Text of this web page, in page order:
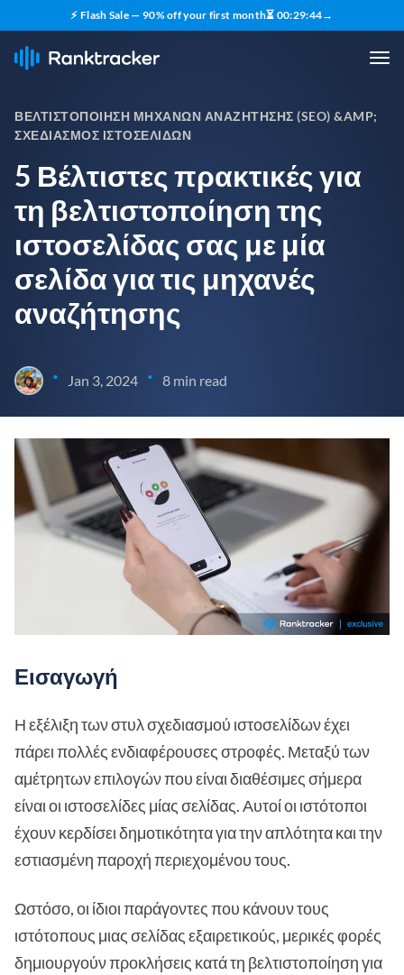
⚡ Flash Sale — 90% off your first month⏳ 00:29:43→
ΒΕΛΤΙΣΤΟΠΟΊΗΣΗ ΜΗΧΑΝΏΝ ΑΝΑΖΉΤΗΣΗΣ (SEO) &AMP;
ΣΧΕΔΙΑΣΜΌΣ ΙΣΤΟΣΕΛΊΔΩΝ
5 Βέλτιστες πρακτικές για
τη βελτιστοποίηση της
ιστοσελίδας σας με μία
σελίδα για τις μηχανές
αναζήτησης
• Jan 3, 2024 • 8 min read
Εισαγωγή
Η εξέλιξη των στυλ σχεδιασμού ιστοσελίδων έχει
πάρει πολλές ενδιαφέρουσες στροφές. Μεταξύ των
αμέτρητων επιλογών που είναι διαθέσιμες σήμερα
είναι οι ιστοσελίδες μίας σελίδας. Αυτοί οι ιστότοποι
έχουν κερδίσει δημοτικότητα για την απλότητα και την
εστιασμένη παροχή περιεχομένου τους.
Ωστόσο, οι ίδιοι παράγοντες που κάνουν τους
ιστότοπους μιας σελίδας εξαιρετικούς, μερικές φορές
δημιουργούν προκλήσεις κατά τη βελτιστοποίηση για